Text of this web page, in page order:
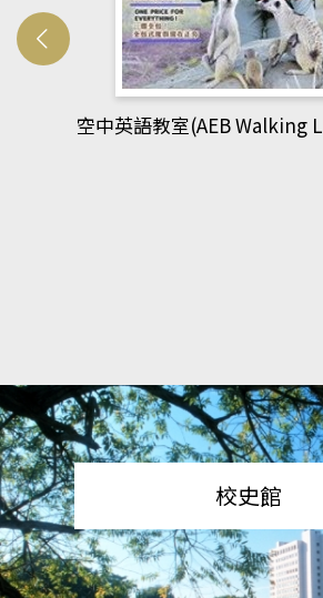
網管人(kono平台)
校史館